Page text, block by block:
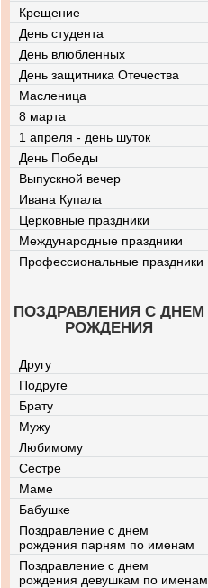
Крещение
День студента
День влюбленных
День защитника Отечества
Масленица
8 марта
1 апреля - день шуток
День Победы
Выпускной вечер
Ивана Купала
Церковные праздники
Международные праздники
Профессиональные праздники
ПОЗДРАВЛЕНИЯ С ДНЕМ
РОЖДЕНИЯ
Другу
Подруге
Брату
Мужу
Любимому
Сестре
Маме
Бабушке
Поздравление с днем
рождения парням по именам
Поздравление с днем
рождения девушкам по именам